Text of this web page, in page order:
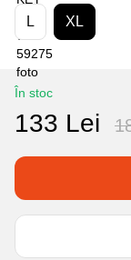
L XL
În stoc
133 Lei